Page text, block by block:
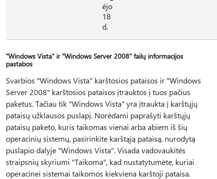
ėjo
18
d.
"Windows Vista" ir "Windows Server 2008" failų informacijos
pastabos
Svarbios "Windows Vista" karštosios pataisos ir "Windows
Server 2008" karštosios pataisos įtrauktos į tuos pačius
paketus. Tačiau tik "Windows Vista" yra įtraukta į karštųjų
pataisų užklausos puslapį. Norėdami paprašyti karštųjų
pataisų paketo, kuris taikomas vienai arba abiem iš šių
operacinių sistemų, pasirinkite karštąją pataisą, nurodytą
puslapio dalyje "Windows Vista". Visada vadovaukitės
straipsnių skyriumi "Taikoma", kad nustatytumėte, kuriai
operacinei sistemai taikomos kiekviena karštoji pataisa.